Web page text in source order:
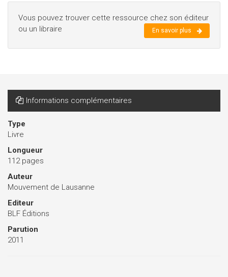
Vous pouvez trouver cette ressource chez son éditeur
ou un libraire
En savoir plus
Informations complémentaires
Type
Livre
Longueur
112 pages
Auteur
Mouvement de Lausanne
Editeur
BLF Éditions
Parution
2011